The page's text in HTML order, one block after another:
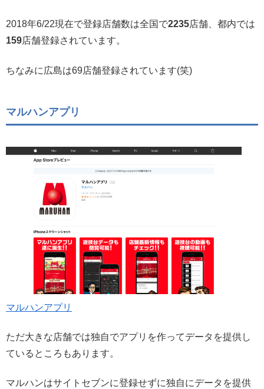
2018年6/22現在で登録店舗数は全国で2235店舗、都内では
159店舗登録されています。
ちなみに広島は69店舗登録されています(笑)
マルハンアプリ
マルハンアプリ
ただ大きな店舗では独自でアプリを作ってデータを提供し
ているところもあります。
マルハンはサイトセブンに登録せずに独自にデータを提供